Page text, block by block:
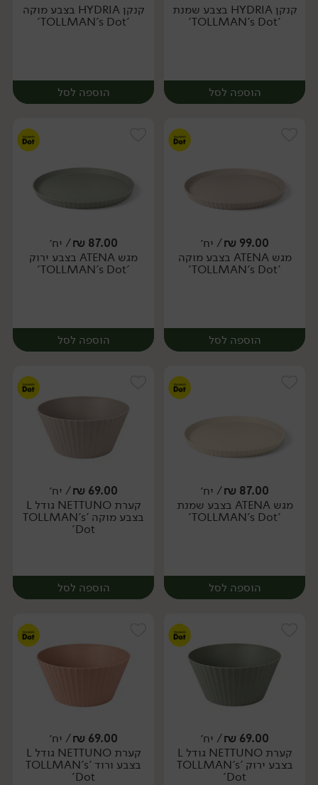
יח׳ יח׳
קנקן HYDRIA בצבע שמנת
'TOLLMAN's Dot'
הוספה לסל
יח׳
קנקן HYDRIA בצבע מוקה
'TOLLMAN's Dot'
הוספה לסל
יח׳
99.00
₪/ יח׳
מגש ATENA בצבע מוקה
'TOLLMAN's Dot'
הוספה לסל
יח׳
87.00
₪/ יח׳
מגש ATENA בצבע ירוק
'TOLLMAN's Dot'
הוספה לסל
יח׳
87.00
₪/ יח׳
מגש ATENA בצבע שמנת
'TOLLMAN's Dot'
הוספה לסל
יח׳
69.00
₪/ יח׳
קערת NETTUNO גודל L
בצבע מוקה 'TOLLMAN's
Dot'
הוספה לסל
יח׳
69.00
₪/ יח׳
קערת NETTUNO גודל L
בצבע ירוק 'TOLLMAN's
Dot'
69.00
₪/ יח׳
קערת NETTUNO גודל L
בצבע ורוד 'TOLLMAN's
Dot'